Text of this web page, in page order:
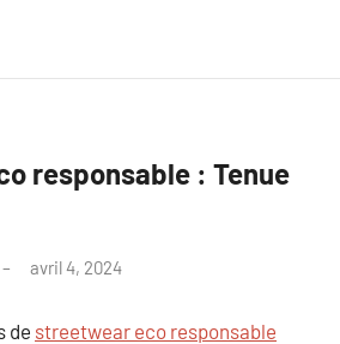
responsable : Tenue
avril 4, 2024
de streetwear eco responsable